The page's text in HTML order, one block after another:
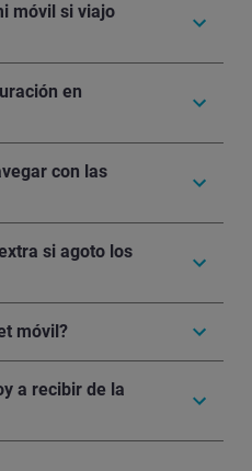
móvil si viajo
en
con las
si agoto los
móvil?
a recibir de la